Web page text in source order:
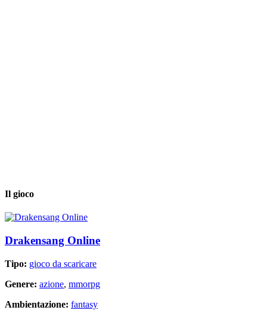
Il gioco
Drakensang Online
Tipo: gioco da scaricare
Genere: azione, mmorpg
Ambientazione: fantasy